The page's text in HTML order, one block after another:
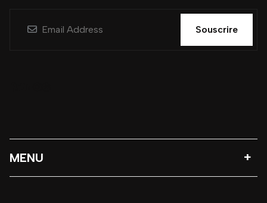
Souscrire
MENU